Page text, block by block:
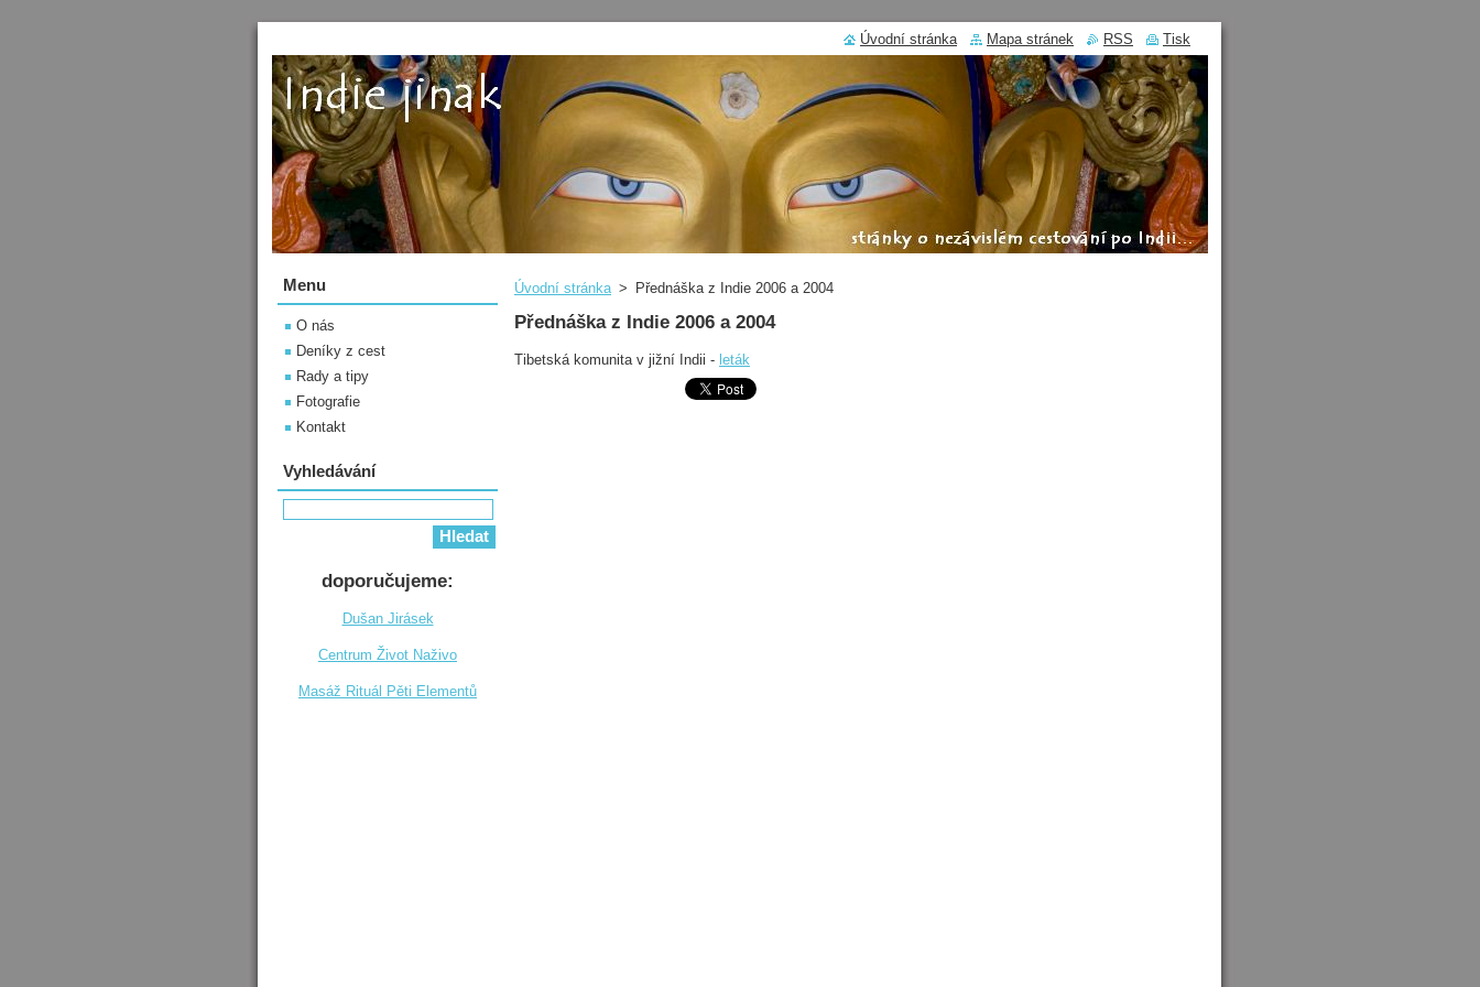
Úvodní stránka > Přednáška z Indie 2006 a 2004
Přednáška z Indie 2006 a 2004
Tibetská komunita v jižní Indii - leták
Menu
O nás
Deníky z cest
Rady a tipy
Fotografie
Kontakt
Vyhledávání
doporučujeme:
Dušan Jirásek
Centrum Život Naživo
Masáž Rituál Pěti Elementů
Úvodní stránka Mapa stránek RSS Tisk